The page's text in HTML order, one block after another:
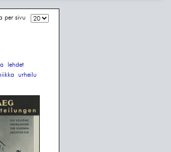
per sivu
lehdet
urheilu